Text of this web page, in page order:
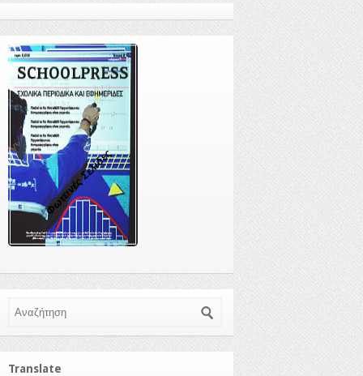
Φωτεινές Σελίδες
Translate